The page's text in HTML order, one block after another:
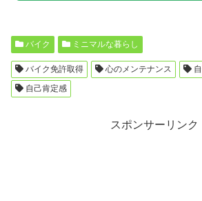
バイク ミニマルな暮らし
バイク免許取得 心のメンテナンス
自己肯定感
スポンサーリンク